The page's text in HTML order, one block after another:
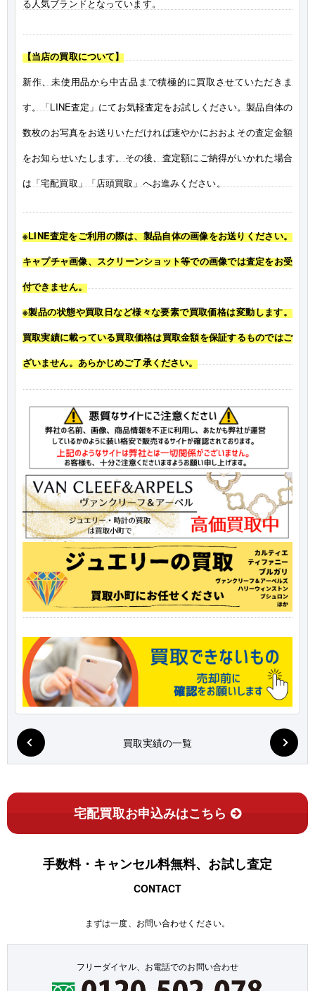
る人気ブランドとなっています。
【当店の買取について】
新作、未使用品から中古品まで積極的に買取させていただきま
す。「LINE査定」にてお気軽査定をお試しください。製品自体の
数枚のお写真をお送りいただければ速やかにおおよその査定金額
をお知らせいたします。その後、査定額にご納得がいかれた場合
は「宅配買取」「店頭買取」へお進みください。
※LINE査定をご利用の際は、製品自体の画像をお送りください。
キャプチャ画像、スクリーンショット等での画像では査定をお受
付できません。
※製品の状態や買取日など様々な要素で買取価格は変動します。
買取実績に載っている買取価格は買取金額を保証するものではご
ざいません。あらかじめご了承ください。
買取実績の一覧
宅配買取お申込みはこちら
手数料・キャンセル料無料、お試し査定
CONTACT
まずは一度、お問い合わせください。
フリーダイヤル、お電話でのお問い合わせ